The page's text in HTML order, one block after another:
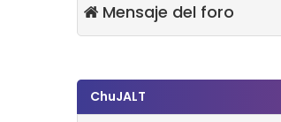
Mensaje del foro
ChuJALT